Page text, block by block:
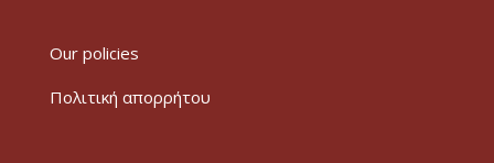
Our policies
Πολιτική απορρήτου